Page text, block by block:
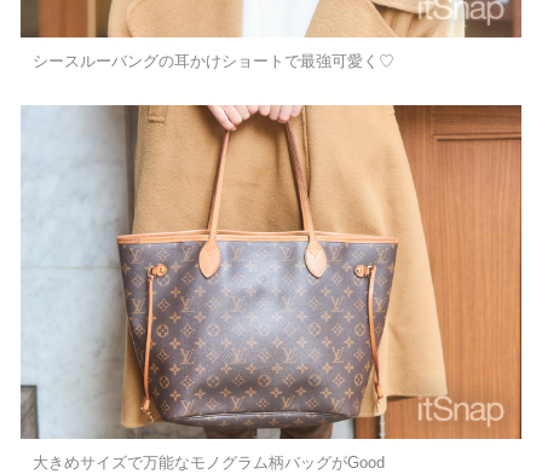
シースルーバングの耳かけショートで最強可愛く♡
大きめサイズで万能なモノグラム柄バッグがGood